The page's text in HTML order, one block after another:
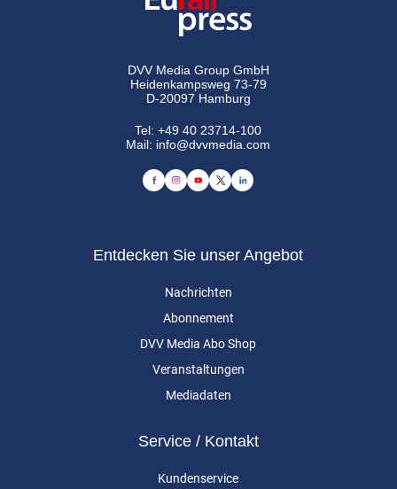
DVV Media Group GmbH
Heidenkampsweg 73-79
D-20097 Hamburg
Tel:+49 40 23714-100
Mail: info@dvvmedia.com
Entdecken Sie unser Angebot
Nachrichten
Abonnement
DVV Media Abo Shop
Veranstaltungen
Mediadaten
Service / Kontakt
Kundenservice